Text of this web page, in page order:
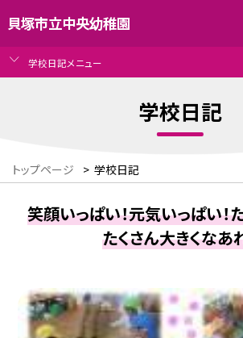
貝塚市立中央幼稚園
学校日記メニュー
学校日記
トップページ > 学校日記
笑顔いっぱい！元気いっぱい！
たくさん大きくなあ